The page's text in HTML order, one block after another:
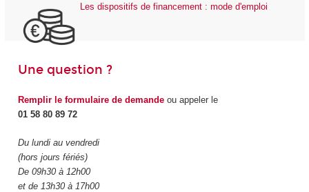
Les dispositifs de financement : mode d'emploi
Une question ?
Remplir le formulaire de demandeou appeler le
01 58 80 89 72
Du lundi au vendredi
(hors jours fériés)
De 09h30 à 12h00
et de 13h30 à 17h00